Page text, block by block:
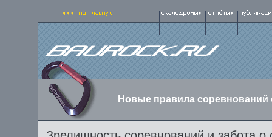
Новые правила соревнований